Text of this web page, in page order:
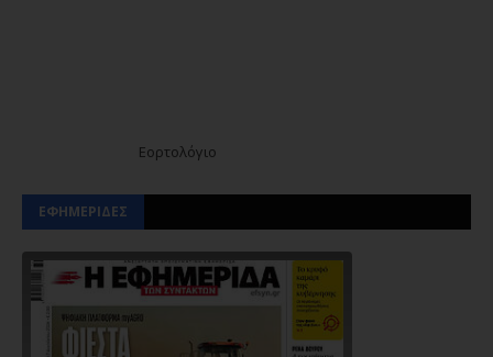
Εορτολόγιο
ΕΦΗΜΕΡΙΔΕΣ